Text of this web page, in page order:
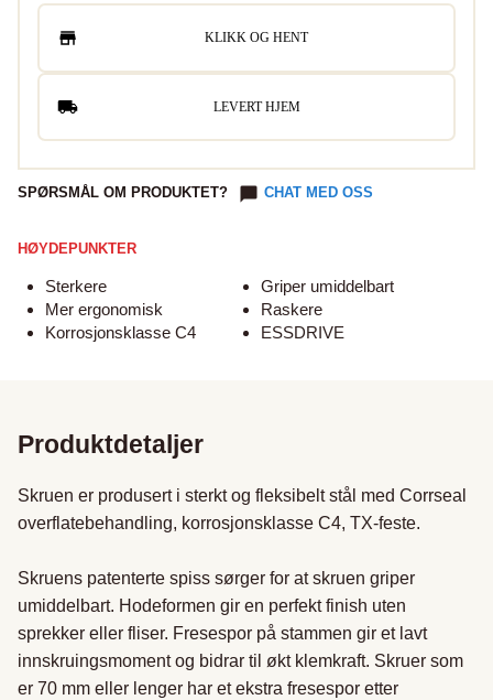
KLIKK OG HENT
LEVERT HJEM
SPØRSMÅL OM PRODUKTET? CHAT MED OSS
HØYDEPUNKTER
Sterkere
Mer ergonomisk
Korrosjonsklasse C4
Griper umiddelbart
Raskere
ESSDRIVE
Produktdetaljer
Skruen er produsert i sterkt og fleksibelt stål med Corrseal
overflatebehandling, korrosjonsklasse C4, TX-feste.
Skruens patenterte spiss sørger for at skruen griper
umiddelbart. Hodeformen gir en perfekt finish uten
sprekker eller fliser. Fresespor på stammen gir et lavt
innskruingsmoment og bidrar til økt klemkraft. Skruer som
er 70 mm eller lenger har et ekstra fresespor etter